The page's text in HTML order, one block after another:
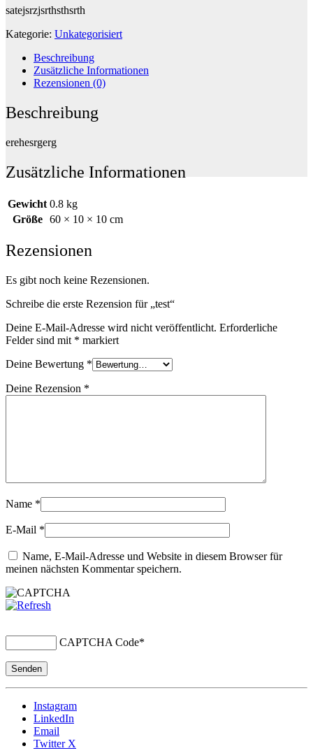
satejsrzjsrthsthsrth
Kategorie: Unkategorisiert
Beschreibung
Zusätzliche Informationen
Rezensionen (0)
Beschreibung
erehesrgerg
Zusätzliche Informationen
Gewicht 0.8 kg
Größe
60 × 10 × 10 cm
Rezensionen
Es gibt noch keine Rezensionen.
Schreibe die erste Rezension für „test“
Deine E-Mail-Adresse wird nicht veröffentlicht. Erforderliche
Felder sind mit * markiert
Deine Bewertung *
Deine Rezension *
Name *
E-Mail *
Name, E-Mail-Adresse und Website in diesem Browser für
meinen nächsten Kommentar speichern.
CAPTCHA Code*
Instagram
LinkedIn
Email
Twitter X